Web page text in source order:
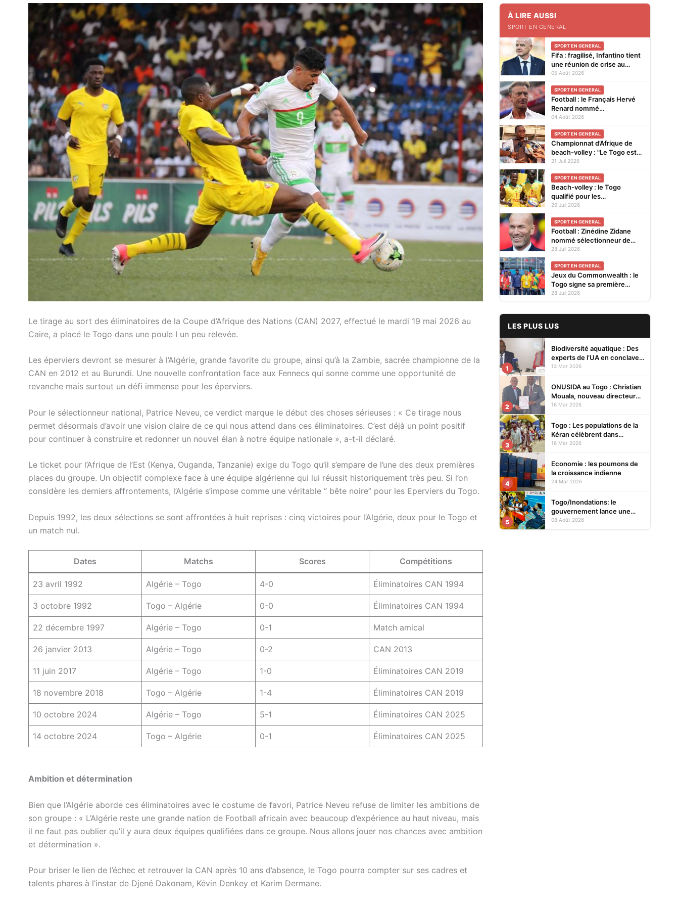
Le tirage au sort des éliminatoires de la Coupe d’Afrique des Nations (CAN) 2027, effectué le mardi 19 mai 2026 au
Caire, a placé le Togo dans une poule I un peu relevée.
Les éperviers devront se mesurer à l’Algérie, grande favorite du groupe, ainsi qu’à la Zambie, sacrée championne de la
CAN en 2012 et au Burundi. Une nouvelle confrontation face aux Fennecs qui sonne comme une opportunité de
revanche mais surtout un défi immense pour les éperviers.
Pour le sélectionneur national, Patrice Neveu, ce verdict marque le début des choses sérieuses : « Ce tirage nous
permet désormais d’avoir une vision claire de ce qui nous attend dans ces éliminatoires. C’est déjà un point positif
pour continuer à construire et redonner un nouvel élan à notre équipe nationale », a-t-il déclaré.
Le ticket pour l’Afrique de l’Est (Kenya, Ouganda, Tanzanie) exige du Togo qu’il s’empare de l’une des deux premières
places du groupe. Un objectif complexe face à une équipe algérienne qui lui réussit historiquement très peu. Si l’on
considère les derniers affrontements, l’Algérie s’impose comme une véritable ‘’ bête noire’’ pour les Eperviers du Togo.
Depuis 1992, les deux sélections se sont affrontées à huit reprises : cinq victoires pour l’Algérie, deux pour le Togo et
un match nul.
Dates Matchs Scores Compétitions
23 avril 1992 Algérie – Togo 4-0 Éliminatoires CAN 1994
3 octobre 1992 Togo – Algérie 0-0 Éliminatoires CAN 1994
22 décembre 1997 Algérie – Togo 0-1 Match amical
26 janvier 2013 Algérie – Togo 0-2 CAN 2013
11 juin 2017 Algérie – Togo 1-0 Éliminatoires CAN 2019
18 novembre 2018 Togo – Algérie 1-4 Éliminatoires CAN 2019
10 octobre 2024 Algérie – Togo 5-1 Éliminatoires CAN 2025
14 octobre 2024 Togo – Algérie 0-1 Éliminatoires CAN 2025
Ambition et détermination
Bien que l’Algérie aborde ces éliminatoires avec le costume de favori, Patrice Neveu refuse de limiter les ambitions de
son groupe : « L’Algérie reste une grande nation de Football africain avec beaucoup d’expérience au haut niveau, mais
il ne faut pas oublier qu’il y aura deux équipes qualifiées dans ce groupe. Nous allons jouer nos chances avec ambition
et détermination ».
Pour briser le lien de l’échec et retrouver la CAN après 10 ans d’absence, le Togo pourra compter sur ses cadres et
talents phares à l’instar de Djené Dakonam, Kévin Denkey et Karim Dermane.
À LIRE AUSSI
SPORT EN GENERAL
SPORT EN GENERAL
Fifa : fragilisé, Infantino tient
une réunion de crise au
Maroc
05 Août 2026
SPORT EN GENERAL
Football : le Français Hervé
Renard nommé
sélectionneur de la Côte
04 Août 2026
SPORT EN GENERAL
Championnat d’Afrique de
beach-volley : "Le Togo est
très attendu à cette
Tadegnon
31 Juil 2026
SPORT EN GENERAL
Beach-volley : le Togo
qualifié pour les
Championnats continentaux
ranking
29 Juil 2026
SPORT EN GENERAL
Football : Zinédine Zidane
nommé sélectionneur de
l'équipe de France
28 Juil 2026
SPORT EN GENERAL
Jeux du Commonwealth : le
Togo signe sa première
participation à Glasgow
28 Juil 2026
LES PLUS LUS
1
Biodiversité aquatique : Des
experts de l’UA en conclave à
Lomé pour renforcer la
13 Mar 2026
2
ONUSIDA au Togo : Christian
Mouala, nouveau directeur
pays
16 Mar 2026
3
Togo : Les populations de la
Kéran célèbrent dans
l’allégresse Tislim-Difoini,
16 Mar 2026
4
Economie : les poumons de
la croissance indienne
24 Mar 2026
5
Togo/Inondations: le
gouvernement lance une
opération d’assistance aux
08 Août 2026